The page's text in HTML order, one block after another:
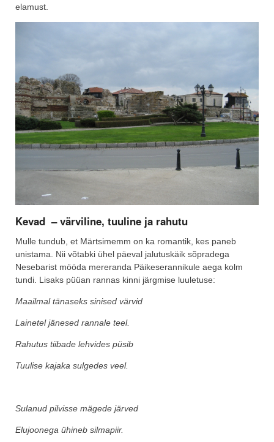
elamust.
Kevad – värviline, tuuline ja rahutu
Mulle tundub, et Märtsimemm on ka romantik, kes paneb
unistama. Nii võtabki ühel päeval jalutuskäik sõpradega
Nesebarist mööda mereranda Päikeserannikule aega kolm
tundi. Lisaks püüan rannas kinni järgmise luuletuse:
Maailmal tänaseks sinised värvid
Lainetel jänesed rannale teel.
Rahutus tiibade lehvides püsib
Tuulise kajaka sulgedes veel.
Sulanud pilvisse mägede järved
Elujoonega ühineb silmapiir.